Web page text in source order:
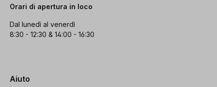
Orari di apertura in loco
Dal lunedì al venerdì
8:30 - 12:30 & 14:00 - 16:30
Aiuto